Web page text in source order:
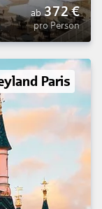
ab 372€
pro Person
Paris